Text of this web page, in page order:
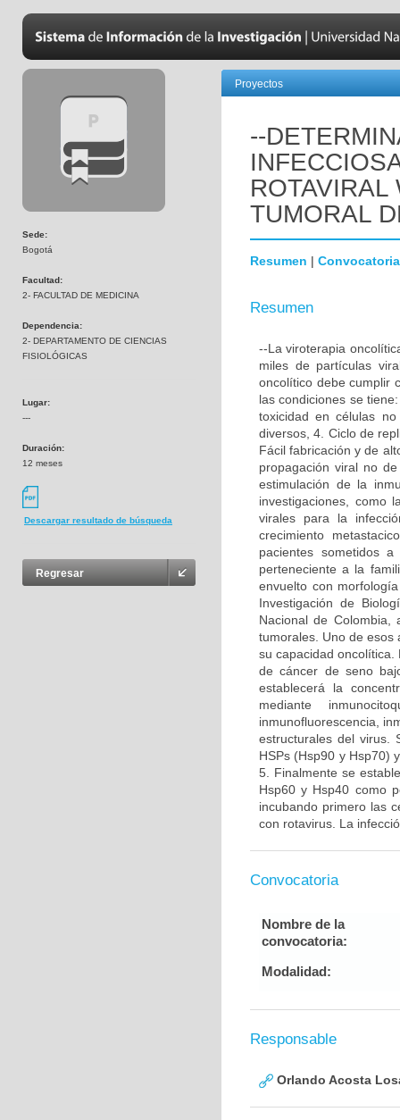
Sede:
Bogotá
Facultad:
2- FACULTAD DE MEDICINA
Dependencia:
2- DEPARTAMENTO DE CIENCIAS
FISIOLÓGICAS
Lugar:
---
Duración:
12 meses
Descargar resultado de búsqueda
Regresar
Proyectos
--
ROTAVIRAL
TUMORAL
Resumen | Convocatoria
Resumen
--La viroterapia
miles de partículas
oncolítico debe cumplir
las condiciones se
toxicidad en células
diversos, 4. Ciclo de
Fácil fabricación y de
propagación viral no
estimulación de la
investigaciones, como
virales para la
crecimiento
pacientes sometidos
perteneciente a la
envuelto con
Investigación de
Nacional de Colombia,
tumorales. Uno de esos
su capacidad oncolítica.
de cáncer de seno
establecerá la
mediante
inmunofluorescencia,
estructurales del virus.
HSPs (Hsp90 y Hsp70)
5. Finalmente se
Hsp60 y Hsp40 como
incubando primero las
con rotavirus. La
Convocatoria
Nombre de la
convocatoria:
Modalidad:
Responsable
Orlando Acosta